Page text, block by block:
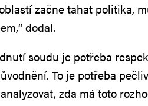
začne tahat politika,
dodal.
soudu je potřeba
To je potřeba
zda má toto